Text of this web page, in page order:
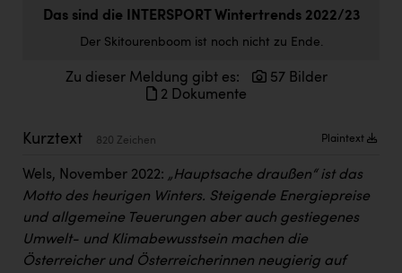
Doppler Gruppe
everfield
Fristads Austria
HIG Infomotion Group
IFE Austria GmbH
Immotech
Das sind die INTERSPORT Wintertrends 2022/23
Der Skitourenboom ist noch nicht zu Ende.
Zu dieser Meldung gibt es:
57 Bilder
2 Dokumente
Kurztext 820 Zeichen Plaintext
Wels, November 2022: „Hauptsache draußen“ ist das
Motto des heurigen Winters. Steigende Energiepreise
und allgemeine Teuerungen aber auch gestiegenes
Umwelt- und Klimabewusstsein machen die
Österreicher und Österreicherinnen neugierig auf